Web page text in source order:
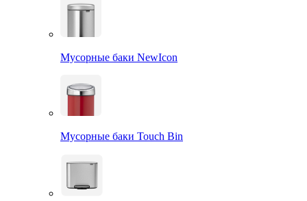
Мусорные баки NewIcon
Мусорные баки Touch Bin